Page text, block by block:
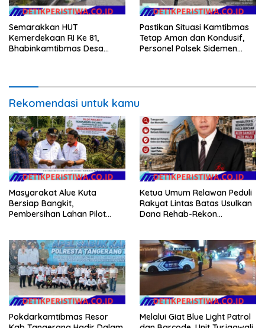
Semarakkan HUT
Kemerdekaan RI Ke 81,
Bhabinkamtibmas Desa
Pastikan Situasi Kamtibmas
Tetap Aman dan Kondusif,
Personel Polsek Sidemen
Rekomendasi untuk kamu
Masyarakat Alue Kuta
Bersiap Bangkit,
Pembersihan Lahan Pilot
Ketua Umum Relawan Peduli
Rakyat Lintas Batas Usulkan
Dana Rehab-Rekon
Pemerintah Pusat
Pokdarkamtibmas Resor
Melalui Giat Blue Light Patrol